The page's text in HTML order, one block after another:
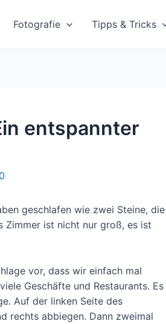
Fotografie Tipps & Tricks
entspannter
geschlafen wie zwei Steine, die
Zimmer ist nicht nur groß, es ist
vor, dass wir einfach mal
Geschäfte und Restaurants. Es
Auf der linken Seite des
rechts abbiegen. Dann zweimal